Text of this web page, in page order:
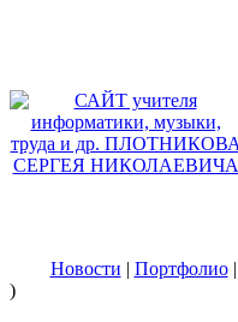
Новости | Портфолио |
)